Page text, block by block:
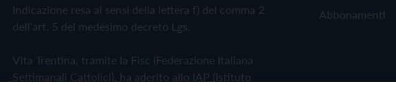
Indicazione resa ai sensi della lettera f) del comma 2
dell'art. 5 del medesimo decreto Lgs.
Vita Trentina, tramite la Fisc (Federazione Italiana
Settimanali Cattolici), ha aderito allo IAP (Istituto
Abbonamenti